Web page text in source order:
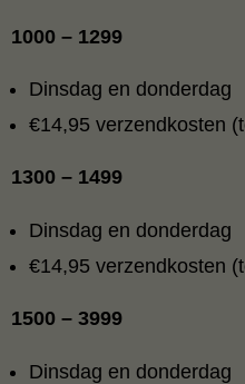
1000 – 1299
Dinsdag en donderdag
€14,95 verzendkosten
1300 – 1499
Dinsdag en donderdag
€14,95 verzendkosten
1500 – 3999
Dinsdag en donderdag